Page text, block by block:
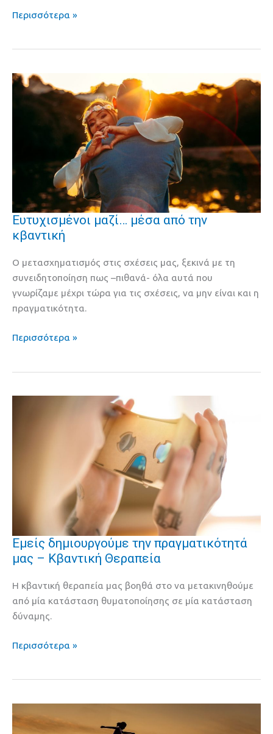
Περισσότερα »
Ευτυχισμένοι μαζί… μέσα από την
κβαντική
Ο μετασχηματισμός στις σχέσεις μας, ξεκινά με τη
συνειδητοποίηση πως –πιθανά- όλα αυτά που
γνωρίζαμε μέχρι τώρα για τις σχέσεις, να μην είναι και η
πραγματικότητα.
Ευτυχισμένοι
μαζί…
από
την
κβαντική
Περισσότερα »
Εμείς δημιουργούμε την πραγματικότητά
μας – Κβαντική Θεραπεία
Η κβαντική θεραπεία μας βοηθά στο να μετακινηθούμε
από μία κατάσταση θυματοποίησης σε μία κατάσταση
δύναμης.
Εμείς
δημιουργούμε
πραγματικότητά
μας
–
Θεραπεία
Περισσότερα »